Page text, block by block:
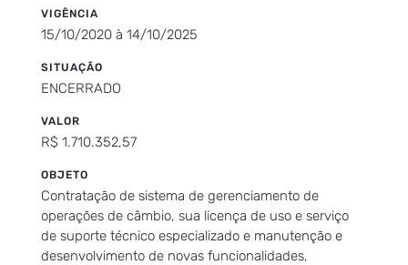
VIGÊNCIA
15/10/2020 à 14/10/2025
SITUAÇÃO
ENCERRADO
VALOR
R$ 1.710.352,57
OBJETO
Contratação de sistema de gerenciamento de
operações de câmbio, sua licença de uso e serviço
de suporte técnico especializado e manutenção e
desenvolvimento de novas funcionalidades,